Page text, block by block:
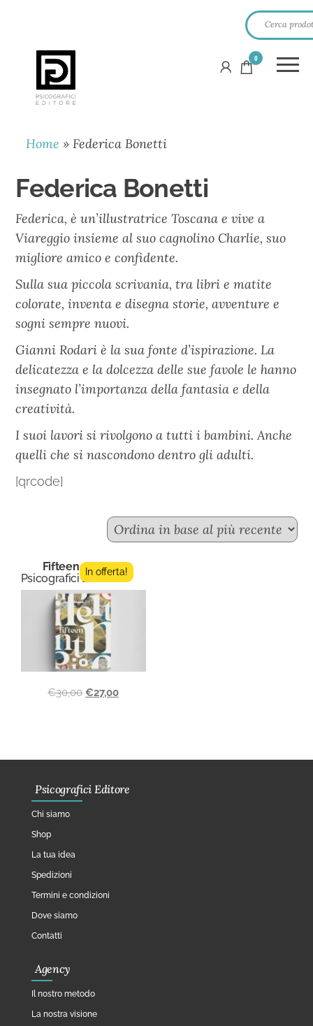
PSICOGRAFICI
EDITORE
0
Home »Federica Bonetti
Federica Bonetti
Federica, è un’illustratrice Toscana e vive a
Viareggio insieme al suo cagnolino Charlie, suo
migliore amico e confidente.
Sulla sua piccola scrivania, tra libri e matite
colorate, inventa e disegna storie, avventure e
sogni sempre nuovi.
Gianni Rodari è la sua fonte d’ispirazione. La
delicatezza e la dolcezza delle sue favole le hanno
insegnato l’importanza della fantasia e della
creatività.
I suoi lavori si rivolgono a tutti i bambini. Anche
quelli che si nascondono dentro gli adulti.
[qrcode]
Fifteen n.3
Psicografici Editore
In offerta!
€30,00 €27,00
Psicografici Editore
Chi siamo
Shop
La tua idea
Spedizioni
Termini e condizioni
Dove siamo
Contatti
Agency
Il nostro metodo
La nostra visione